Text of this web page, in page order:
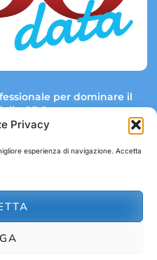
Privacy
esperienza di navigazione. Accetta
per dominare il
GDO.
abbonamenti@gdodata.it